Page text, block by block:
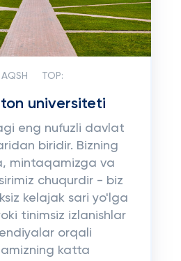
AQSH TOP:
universiteti
eng nufuzli davlat
biridir. Bizning
mintaqamizga va
chuqurdir - biz
kelajak sari yo'lga
tinimsiz izlanishlar
orqali
katta